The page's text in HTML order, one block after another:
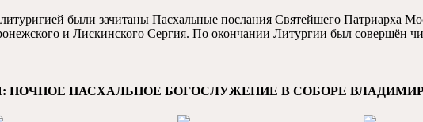
были зачитаны Пасхальные послания Святейшего Патриарха
и Лискинского Сергия. По окончании Литургии был совершён
НОЧНОЕ ПАСХАЛЬНОЕ БОГОСЛУЖЕНИЕ В СОБОРЕ